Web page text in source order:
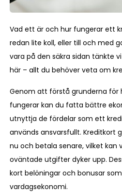
Vad ett är och hur fungerar ett
redan lite koll, eller till och med
vara på den säkra sidan tänkte
här – allt du behöver veta om
Genom att förstå grunderna för
fungerar kan du fatta bättre
utnyttja de fördelar som ett
används ansvarsfullt. Kreditkort
nu och betala senare, vilket kan
oväntade utgifter dyker upp.
kort belöningar och bonusar
vardagsekonomi.